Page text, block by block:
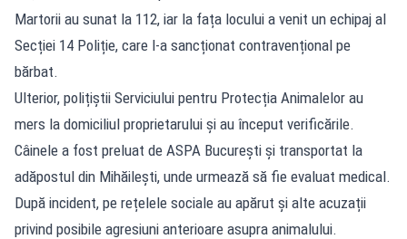
Martorii au sunat la 112, iar la fața locului a venit un echipaj al
Secției 14 Poliție, care l-a sancționat contravențional pe
bărbat.
Ulterior, polițiștii Serviciului pentru Protecția Animalelor au
mers la domiciliul proprietarului și au început verificările.
Câinele a fost preluat de ASPA București și transportat la
adăpostul din Mihăilești, unde urmează să fie evaluat medical.
După incident, pe rețelele sociale au apărut și alte acuzații
privind posibile agresiuni anterioare asupra animalului.